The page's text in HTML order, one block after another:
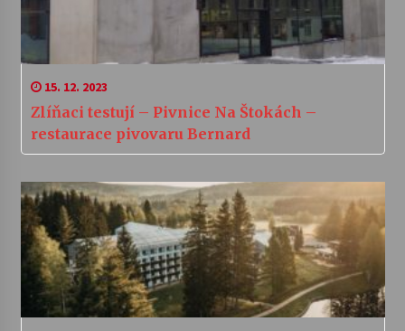
15. 12. 2023
Zlíňaci testují – Pivnice Na Štokách –
restaurace pivovaru Bernard